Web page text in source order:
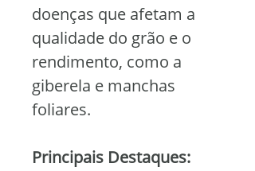
doenças que afetam a
qualidade do grão e o
rendimento, como a
giberela e manchas
foliares.
Principais Destaques: